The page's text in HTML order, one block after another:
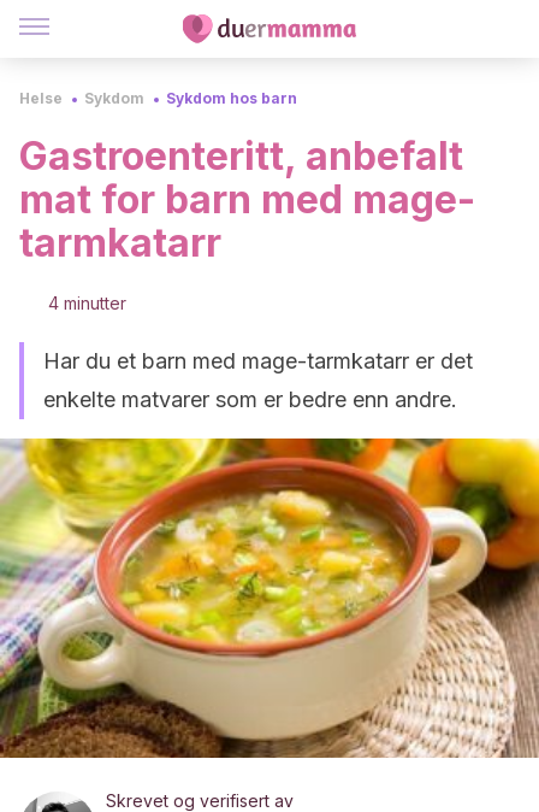
Helse Sykdom Sykdom hos barn
Gastroenteritt, anbefalt
mat for barn med mage-
tarmkatarr
4 minutter
Har du et barn med mage-tarmkatarr er det
enkelte matvarer som er bedre enn andre.
Skrevet og verifisert av